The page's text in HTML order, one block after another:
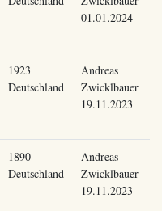
01.01.2024
1923
Deutschland
Andreas
Zwicklbauer
19.11.2023
1890
Deutschland
Andreas
Zwicklbauer
19.11.2023